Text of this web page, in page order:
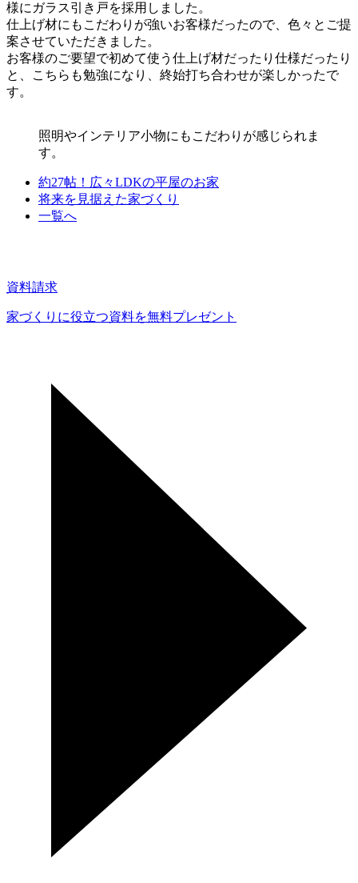
様にガラス引き戸を採用しました。
仕上げ材にもこだわりが強いお客様だったので、色々とご提
案させていただきました。
お客様のご要望で初めて使う仕上げ材だったり仕様だったり
と、こちらも勉強になり、終始打ち合わせが楽しかったで
す。
照明やインテリア小物にもこだわりが感じられま
す。
約27帖！広々LDKの平屋のお家
将来を見据えた家づくり
一覧へ
資料請求
家づくりに役立つ資料を無料プレゼント